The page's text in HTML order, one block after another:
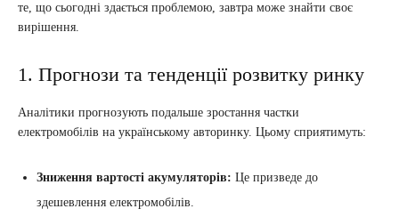
те, що сьогодні здається проблемою, завтра може знайти своє
вирішення.
1. Прогнози та тенденції розвитку ринку
Аналітики прогнозують подальше зростання частки
електромобілів на українському авторинку. Цьому сприятимуть:
Зниження вартості акумуляторів: Це призведе до
здешевлення електромобілів.